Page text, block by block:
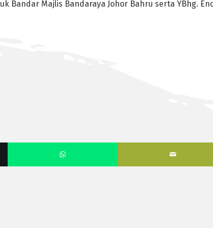
Bandar Majlis Bandaraya Johor Bahru serta YBhg.